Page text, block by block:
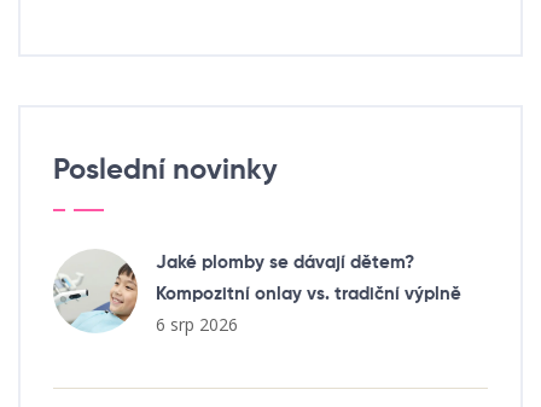
Poslední novinky
Jaké plomby se dávají dětem?
Kompozitní onlay vs. tradiční výplně
6 srp 2026